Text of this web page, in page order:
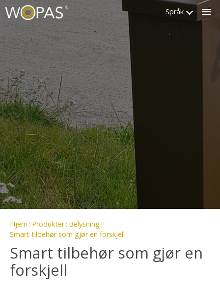
Språk
Hjem Produkter Belysning
Smart tilbehør som gjør en forskjell
Smart tilbehør som gjør en
forskjell